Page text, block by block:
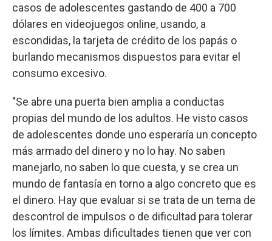
casos de adolescentes gastando de 400 a 700
dólares en videojuegos online, usando, a
escondidas, la tarjeta de crédito de los papás o
burlando mecanismos dispuestos para evitar el
consumo excesivo.
"Se abre una puerta bien amplia a conductas
propias del mundo de los adultos. He visto casos
de adolescentes donde uno esperaría un concepto
más armado del dinero y no lo hay. No saben
manejarlo, no saben lo que cuesta, y se crea un
mundo de fantasía en torno a algo concreto que es
el dinero. Hay que evaluar si se trata de un tema de
descontrol de impulsos o de dificultad para tolerar
los límites. Ambas dificultades tienen que ver con